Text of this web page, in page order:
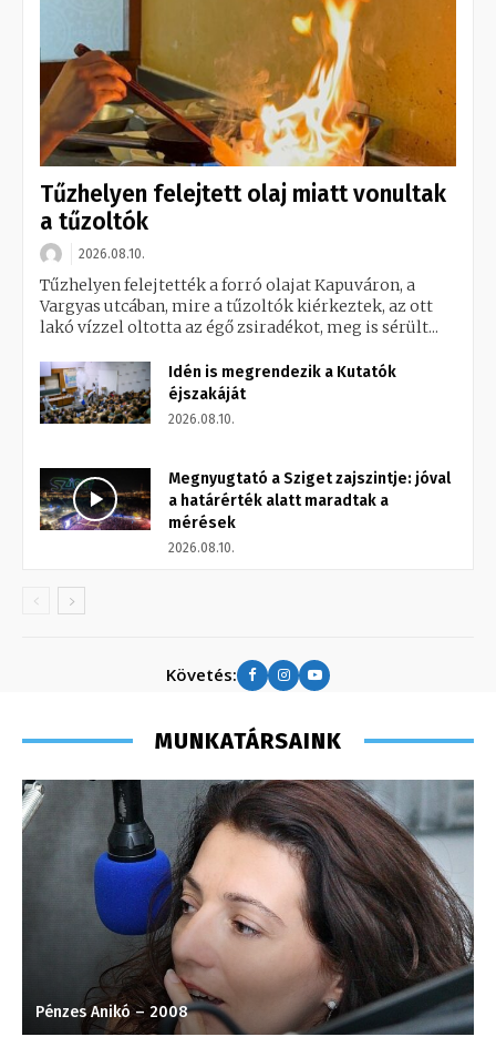
Tűzhelyen felejtett olaj miatt vonultak
a tűzoltók
2026.08.10.
Tűzhelyen felejtették a forró olajat Kapuváron, a
Vargyas utcában, mire a tűzoltók kiérkeztek, az ott
lakó vízzel oltotta az égő zsiradékot, meg is sérült...
Idén is megrendezik a Kutatók
éjszakáját
2026.08.10.
Megnyugtató a Sziget zajszintje: jóval
a határérték alatt maradtak a
mérések
2026.08.10.
Követés:
MUNKATÁRSAINK
Pénzes Anikó – 2008